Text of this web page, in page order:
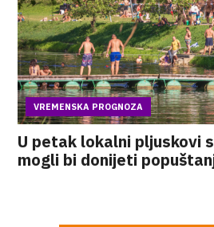
VREMENSKA PROGNOZA
U petak lokalni pljuskovi
mogli bi donijeti